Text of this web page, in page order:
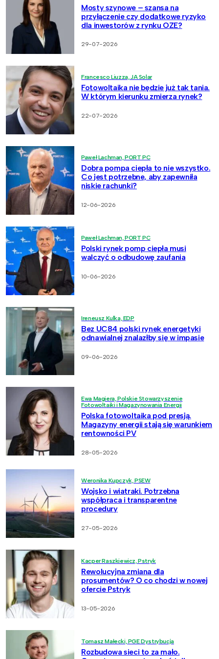
Mosty szynowe – szansa na
przyłączenie czy dodatkowe ryzyko
dla inwestorów z rynku OZE?
29-07-2026
Francesco Liuzza, JA Solar
Fotowoltaika nie będzie już tak tania.
W którym kierunku zmierza rynek?
22-07-2026
Paweł Lachman, PORT PC
Dobra pompa ciepła to nie wszystko.
Co jest potrzebne, aby zapewniła
niskie rachunki?
12-06-2026
Paweł Lachman, PORT PC
Polski rynek pomp ciepła musi
walczyć o odbudowę zaufania
10-06-2026
Ireneusz Kulka, EDP
Bez UC84 polski rynek energetyki
odnawialnej znalazłby się w impasie
09-06-2026
Ewa Magiera, Polskie Stowarzyszenie
Fotowoltaiki i Magazynowania Energii
Polska fotowoltaika pod presją.
Magazyny energii stają się warunkiem
rentowności PV
28-05-2026
Weronika Kupczyk, PSEW
Wojsko i wiatraki. Potrzebna
współpraca i transparentne
procedury
27-05-2026
Kacper Raszkiewicz, Pstryk
Rewolucyjna zmiana dla
prosumentów? O co chodzi w nowej
ofercie Pstryk
13-05-2026
Tomasz Małecki, PGE Dystrybucja
Rozbudowa sieci to za mało.